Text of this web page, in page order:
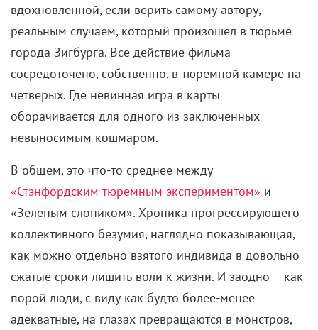
вдохновленной, если верить самому автору,
реальным случаем, который произошел в тюрьме
города Зигбурга. Все действие фильма
сосредоточено, собственно, в тюремной камере на
четверых. Где невинная игра в карты
оборачивается для одного из заключенных
невыносимым кошмаром.
В общем, это что-то среднее между
«Стэнфордским тюремным экспериментом» и
«Зеленым слоником». Хроника прогрессирующего
коллективного безумия, наглядно показывающая,
как можно отдельно взятого индивида в довольно
сжатые сроки лишить воли к жизни. И заодно – как
порой люди, с виду как будто более-менее
адекватные, на глазах превращаются в монстров,